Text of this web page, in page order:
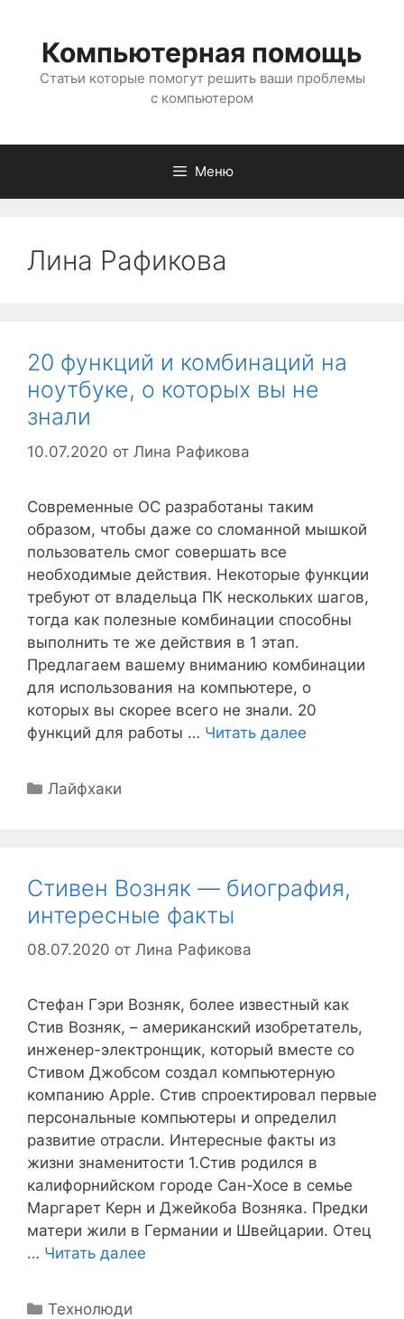
содержимому
Компьютерная помощь
Статьи которые помогут решить ваши проблемы
с компьютером
Меню
Лина Рафикова
20 функций и комбинаций на
ноутбуке, о которых вы не
знали
10.07.2020 от Лина Рафикова
Современные ОС разработаны таким
образом, чтобы даже со сломанной мышкой
пользователь смог совершать все
необходимые действия. Некоторые функции
требуют от владельца ПК нескольких шагов,
тогда как полезные комбинации способны
выполнить те же действия в 1 этап.
Предлагаем вашему вниманию комбинации
для использования на компьютере, о
которых вы скорее всего не знали. 20
функций для работы … Читать далее
Рубрики
Лайфхаки
Стивен Возняк — биография,
интересные факты
08.07.2020 от Лина Рафикова
Стефан Гэри Возняк, более известный как
Стив Возняк, – американский изобретатель,
инженер-электронщик, который вместе со
Стивом Джобсом создал компьютерную
компанию Apple. Стив спроектировал первые
персональные компьютеры и определил
развитие отрасли. Интересные факты из
жизни знаменитости 1.Стив родился в
калифорнийском городе Сан-Хосе в семье
Маргарет Керн и Джейкоба Возняка. Предки
матери жили в Германии и Швейцарии. Отец
… Читать далее
Рубрики
Технолюди